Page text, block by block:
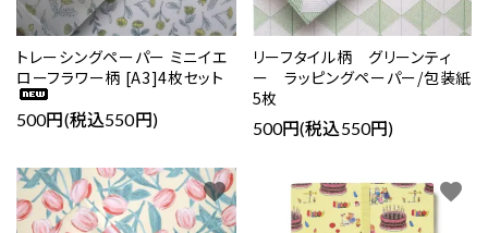
トレーシングペーパー ミニイエ
ローフラワー柄 [A3]4枚セット
500円(税込550円)
リーフタイル柄 グリーンティ
ー ラッピングペーパー/包装紙
5枚
500円(税込550円)
favorite favorite